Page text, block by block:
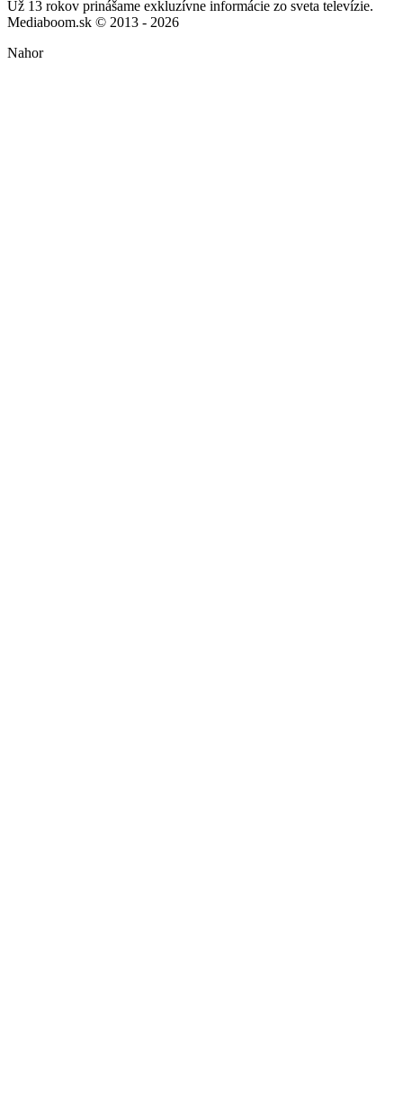
Už 13 rokov prinášame exkluzívne informácie zo sveta televízie.
Mediaboom.sk © 2013 - 2026
Nahor